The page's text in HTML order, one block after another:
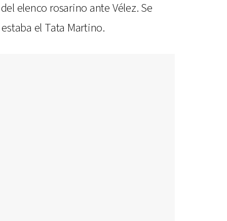
elenco rosarino ante Vélez. Se
el Tata Martino.